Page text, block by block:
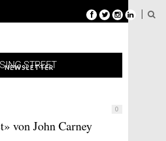
NEWSLETTER
SING STREET
0
von John Carney